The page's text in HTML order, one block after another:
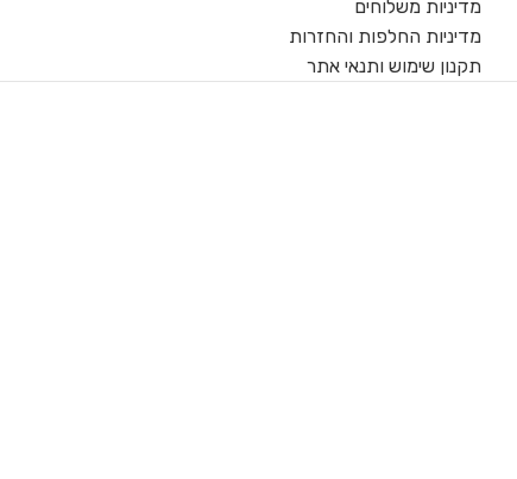
מדיניות משלוחים
מדיניות החלפות והחזרות
תקנון שימוש ותנאי אתר